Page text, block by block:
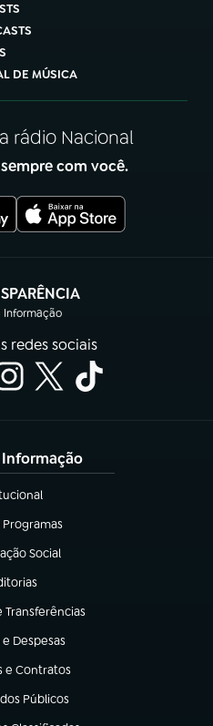
DE MÚSICA
rádio Nacional
com você.
Informação
(abre em nova aba)
redes sociais
em nova aba)
nova aba)
Social
nova aba)
em nova aba)
Transferências
aba)
Despesas
nova aba)
e Contratos
aba)
Públicos
aba)